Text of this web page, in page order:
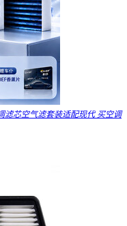
滤芯空气滤套装适配现代 买空调